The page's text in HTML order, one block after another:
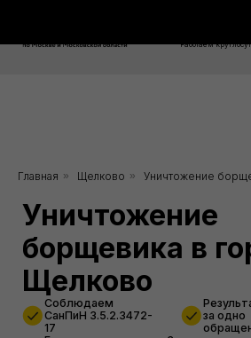
Главная » Щелково » Уничтожение
Уничтожение
борщевика в городе
Щелково
Соблюдаем
СанПиН 3.5.2.3472-
Результат
за одно
Безопасно для
детей
и животных
Заключаем
официальный
договор
ВЫЗВАТЬ СЕЙЧАС